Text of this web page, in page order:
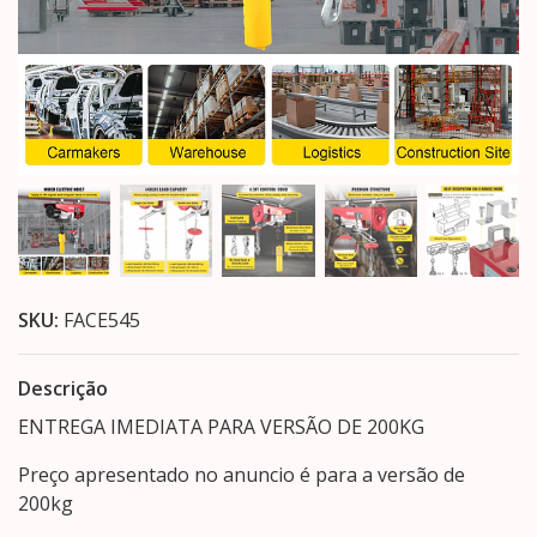
SKU: FACE545
Descrição
ENTREGA IMEDIATA PARA VERSÃO DE 200KG
Preço apresentado no anuncio é para a versão de
200kg